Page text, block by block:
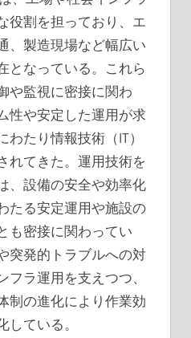
役割を担っており、エ
、製造現場など幅広い
となっている。これら
や監視に密接に関わ
性や安定した運用が求
たり情報技術（IT）
れてきた。運用技術を
、設備の安全や効率化
たる安定運用や施設の
も密接に関わってい
突発的トラブルへの対
ラ運用を支えつつ、
制の進化により作業効
ている。